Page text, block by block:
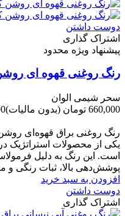
دوست داشتن
اشتراک گذاری
پیشنهاد ویژه محدود
رنگ روغنی قهوه ای
سحر شیمی الوان
660,000 تومان
(بدون مالیات)
رنگ روغنی براق قهوه‌ای
یکی از محصولات استراتژیک
است. این رنگ به دلیل
پوشش‌دهی بالا، ثبات رنگی و
افزودن به سبد خرید
دوست داشتن
اشتراک گذاری